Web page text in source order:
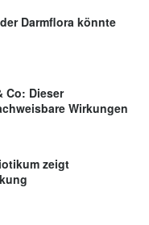
Darmflora könnte
Co: Dieser
Wirkungen
zeigt